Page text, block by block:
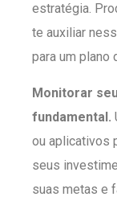
estratégia.
te auxiliar
para um plano
Monitorar
fundamental.
ou aplicativos
seus
suas metas e